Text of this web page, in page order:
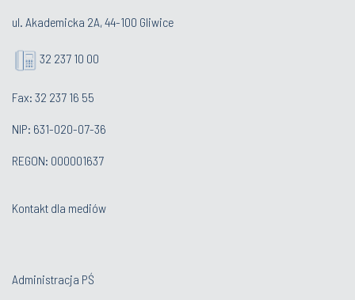
ul. Akademicka 2A, 44-100 Gliwice
32 237 10 00
Fax: 32 237 16 55
NIP: 631-020-07-36
REGON: 000001637
Kontakt dla mediów
Administracja PŚ